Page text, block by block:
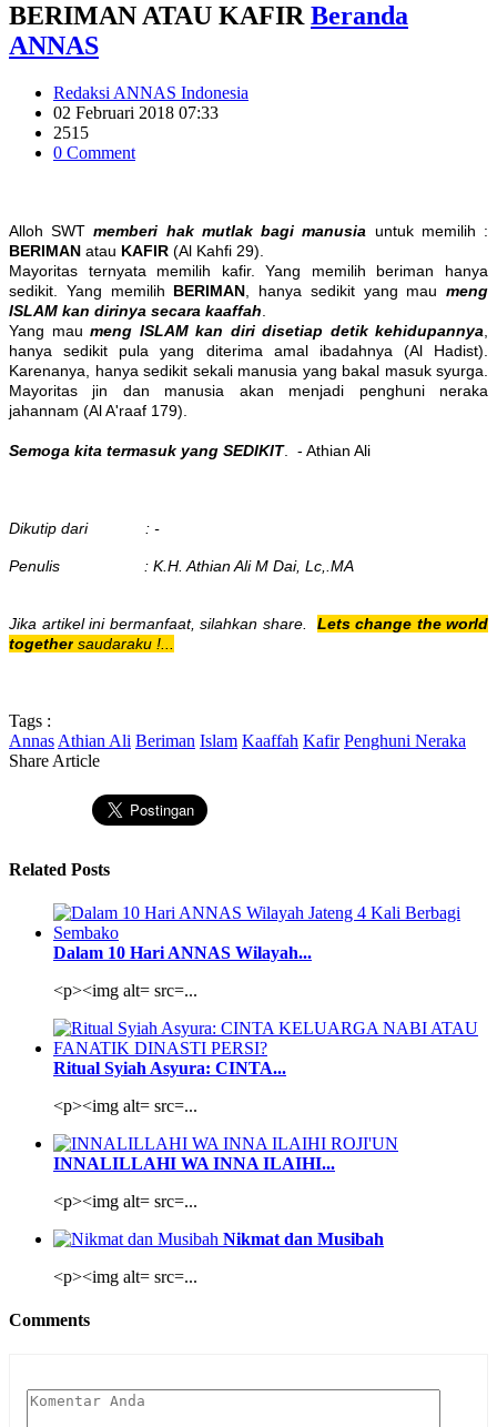
BERIMAN ATAU KAFIR Beranda
ANNAS
Redaksi ANNAS Indonesia
02 Februari 2018 07:33
2515
0 Comment
Alloh SWTmemberi hak mutlak bagi manusia untuk memilih :
BERIMAN atau KAFIR (Al Kahfi 29).
Mayoritas ternyata memilih kafir. Yang memilih beriman hanya
sedikit. Yang memilih BERIMAN, hanya sedikit yang mau meng
ISLAM kan dirinya secara kaaffah.
Yang mau meng ISLAM kan diri disetiap detik kehidupannya,
hanya sedikit pula yang diterima amal ibadahnya (Al Hadist).
Karenanya, hanya sedikit sekali manusia yang bakal masuk syurga.
Mayoritas jin dan manusia akan menjadi penghuni neraka
jahannam (Al A'raaf 179).
Semoga kita termasuk yang SEDIKIT. - Athian Ali
Dikutip dari : -
Penulis : K.H. Athian Ali M Dai, Lc,.MA
Jika artikel ini bermanfaat, silahkan share. Lets change the world
together saudaraku !...
Tags :
Annas Athian Ali Beriman Islam Kaaffah Kafir Penghuni Neraka
Share Article
Related Posts
Dalam 10 Hari ANNAS Wilayah...
<p><img alt= src=...
Ritual Syiah Asyura: CINTA...
<p><img alt= src=...
INNALILLAHI WA INNA ILAIHI...
<p><img alt= src=...
Nikmat dan Musibah
<p><img alt= src=...
Comments